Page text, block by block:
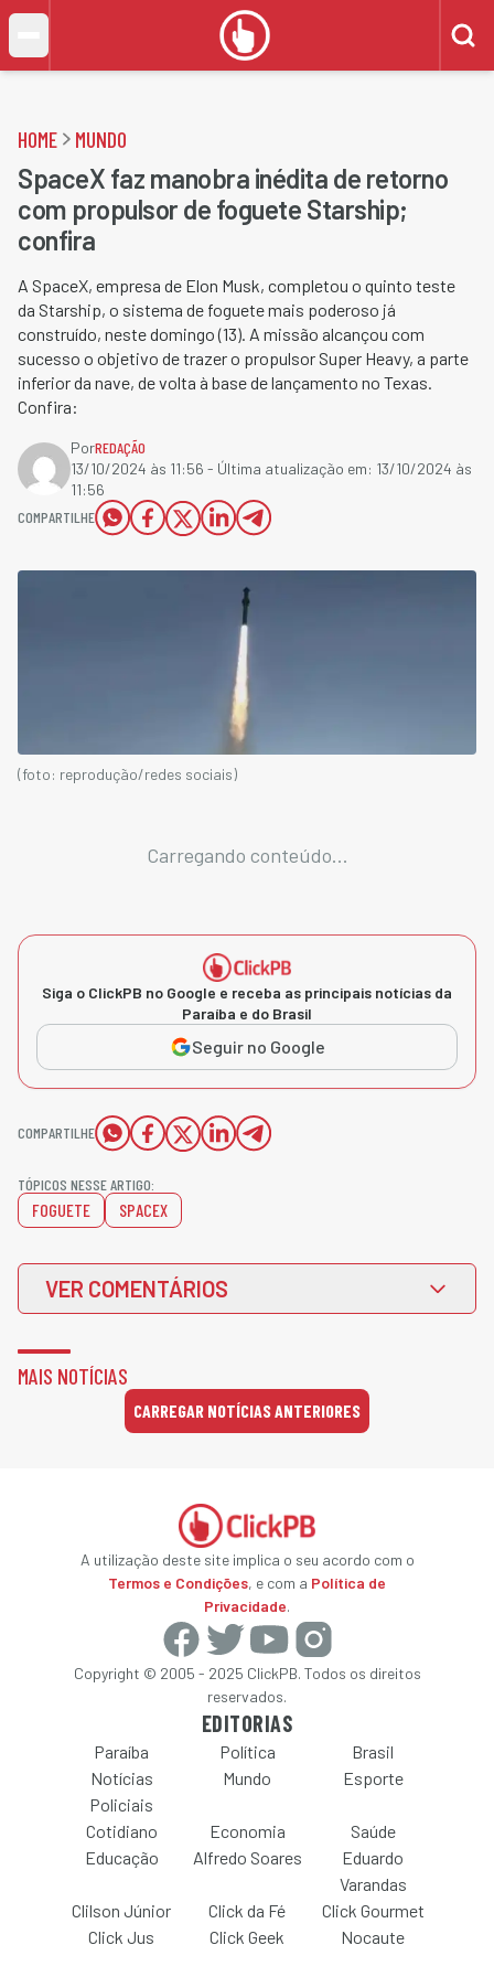
HOME MUNDO
SpaceX faz manobra inédita de retorno
com propulsor de foguete Starship;
confira
A SpaceX, empresa de Elon Musk, completou o quinto teste
da Starship, o sistema de foguete mais poderoso já
construído, neste domingo (13). A missão alcançou com
sucesso o objetivo de trazer o propulsor Super Heavy, a parte
inferior da nave, de volta à base de lançamento no Texas.
Confira:
PorREDAÇÃO
13/10/2024 às 11:56 - Última atualização em: 13/10/2024 às
11:56
COMPARTILHE
(foto: reprodução/redes sociais)
Carregando conteúdo...
Siga o ClickPB no Google e receba as principais notícias da
Paraíba e do Brasil
Seguir no Google
COMPARTILHE
TÓPICOS NESSE ARTIGO:
FOGUETE SPACEX
VER COMENTÁRIOS
MAIS NOTÍCIAS
CARREGAR NOTÍCIAS ANTERIORES
A utilização deste site implica o seu acordo com o
Termos e Condições, e com a Política de
Privacidade.
Copyright © 2005 - 2025 ClickPB. Todos os direitos
reservados.
EDITORIAS
Paraíba Política
Brasil
Notícias
Policiais
Mundo Esporte
Cotidiano Economia
Saúde
Educação
Alfredo Soares
Eduardo
Varandas
Clilson Júnior
Click da Fé
Click Gourmet
Click Jus
Click Geek Nocaute